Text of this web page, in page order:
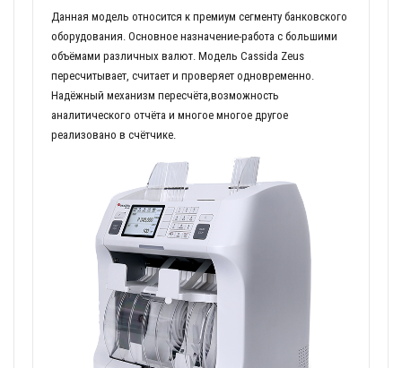
Данная модель относится к премиум сегменту банковского
оборудования. Основное назначение-работа с большими
объёмами различных валют. Модель Cassida Zeus
пересчитывает, считает и проверяет одновременно.
Надёжный механизм пересчёта,возможность
аналитического отчёта и многое многое другое
реализовано в счётчике.